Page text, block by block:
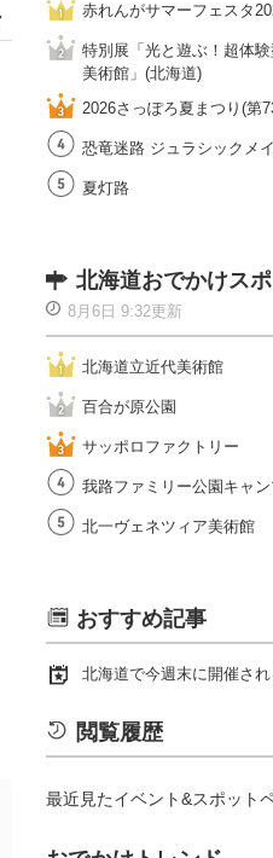
赤れんがサマーフェスタ
特別展「光と遊ぶ！超体
美術館」(北海道)
2026さっぽろ夏まつり(第
恐竜迷路 ジュラシックメ
夏灯路
北海道おでかけス
8月6日 9:32更新
北海道立近代美術館
百合が原公園
サッポロファクトリー
我路ファミリー公園キャ
北一ヴェネツィア美術館
おすすめ記事
北海道で今週末に開催さ
閲覧履歴
最近見たイベント&スポット